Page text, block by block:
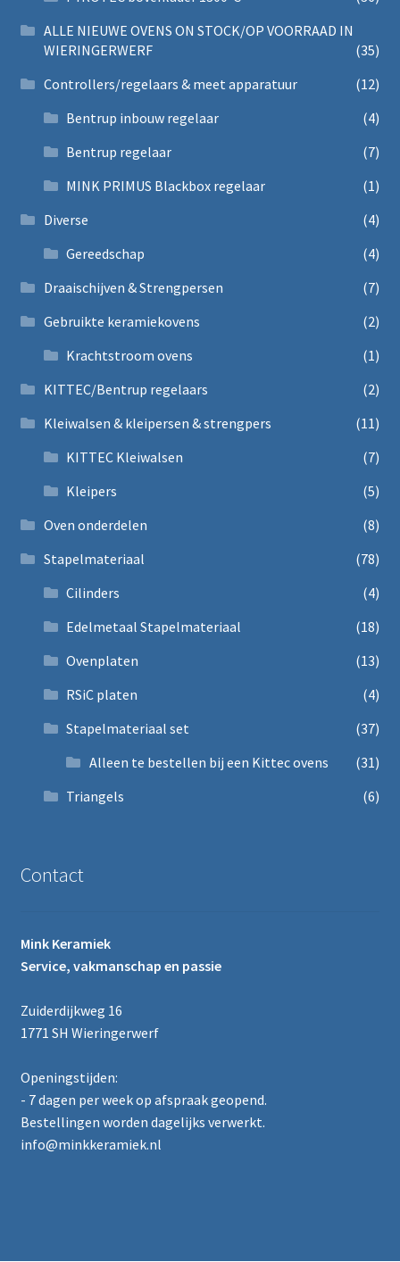
ALLE NIEUWE OVENS ON STOCK/OP VOORRAAD IN
WIERINGERWERF
(35)
Controllers/regelaars & meet apparatuur
(12)
Bentrup inbouw regelaar
(4)
Bentrup regelaar
(7)
MINK PRIMUS Blackbox regelaar
(1)
Diverse
(4)
Gereedschap
(4)
Draaischijven & Strengpersen
(7)
Gebruikte keramiekovens
(2)
Krachtstroom ovens
(1)
KITTEC/Bentrup regelaars
(2)
Kleiwalsen & kleipersen & strengpers
(11)
KITTEC Kleiwalsen
(7)
Kleipers
(5)
Oven onderdelen
(8)
Stapelmateriaal
(78)
Cilinders
(4)
Edelmetaal Stapelmateriaal
(18)
Ovenplaten
(13)
RSiC platen
(4)
Stapelmateriaal set
(37)
Alleen te bestellen bij een Kittec ovens
(31)
Triangels
(6)
Contact
Mink Keramiek
Service, vakmanschap en passie
Zuiderdijkweg 16
1771 SH Wieringerwerf
Openingstijden:
- 7 dagen per week op afspraak geopend.
Bestellingen worden dagelijks verwerkt.
info@minkkeramiek.nl